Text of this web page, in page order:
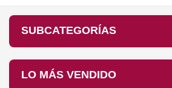
SUBCATEGORÍAS
LO MÁS VENDIDO